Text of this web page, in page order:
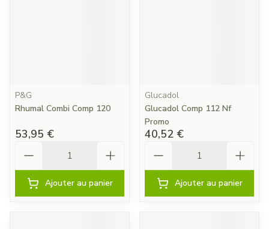
P&G
Rhumal Combi Comp 120
53,95 €
Ajouter au panier
Glucadol
Glucadol Comp 112 Nf
Promo
40,52 €
Ajouter au panier